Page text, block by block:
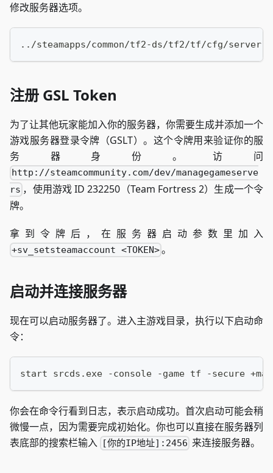
修改服务器选项。
../steamapps/common/tf2-ds/tf2/tf/cfg/
注册 GSL Token
为了让其他玩家能加入你的服务器，你需要生成并添加一个
游戏服务器登录令牌（GSLT）。这个令牌用来验证你的服
务器身份。访问
http://steamcommunity.com/dev/managegameserve
rs ，使用游戏 ID 232250（Team Fortress 2）生成一个令
牌。
拿到令牌后，在服务器启动参数里加入
+sv_setsteamaccount <TOKEN>。
启动并连接服务器
现在可以启动服务器了。进入主游戏目录，执行以下启动命
令：
start srcds.exe -console -game tf -secure
你会在命令行看到日志，表示启动成功。首次启动可能会稍
微慢一点，因为需要完成初始化。你也可以直接在服务器列
表底部的搜索栏输入 [你的IP地址]:2456 来连接服务器。